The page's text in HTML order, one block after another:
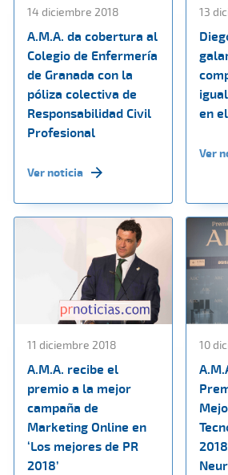
14 diciembre 2018
A.M.A. da cobertura al
Colegio de Enfermería
de Granada con la
póliza colectiva de
Responsabilidad Civil
Profesional
Ver noticia
13
en
Ver
11 diciembre 2018
A.M.A. recibe el
premio a la mejor
campaña de
Marketing Online en
‘Los mejores de PR
2018’
10